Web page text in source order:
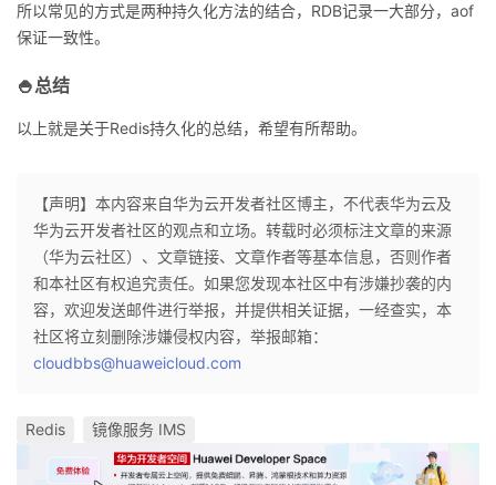
程
认
证
的
实
验
我
的
收
支
持
声
建
议
所以常见的方式是两种持久化方法的结合，RDB记录一大部分，aof
保证一致性。
🍚总结
以上就是关于Redis持久化的总结，希望有所帮助。
【声明】本内容来自华为云开发者社区博主，不代表华为云及
华为云开发者社区的观点和立场。转载时必须标注文章的来源
（华为云社区）、文章链接、文章作者等基本信息，否则作者
和本社区有权追究责任。如果您发现本社区中有涉嫌抄袭的内
容，欢迎发送邮件进行举报，并提供相关证据，一经查实，本
社区将立刻删除涉嫌侵权内容，举报邮箱：
cloudbbs@huaweicloud.com
Redis 镜像服务 IMS